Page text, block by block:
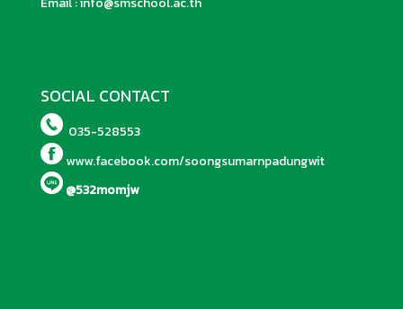
SOCIAL CONTACT
035-528553
www.facebook.com/soongsumarnpadungwit
@532momjw